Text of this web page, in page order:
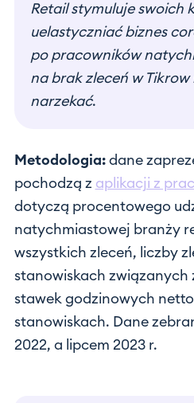
Retail stymuluje swoich
uelastyczniać biznes
po pracowników
na brak zleceń w Tikrow
narzekać.
Metodologia: dane
pochodzą z aplikacji z
dotyczą procentowego
natychmiastowej branży
wszystkich zleceń, liczby
stanowiskach związanych
stawek godzinowych
stanowiskach. Dane
2022, a lipcem 2023 r.